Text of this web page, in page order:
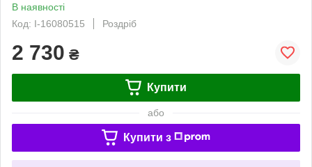
В наявності
Код: I-16080515
Роздріб
2 730 ₴
Купити
або
Купити з